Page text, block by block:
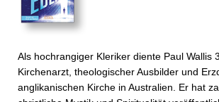
Als hochrangiger Kleriker diente Paul Wallis
Kirchenarzt, theologischer Ausbilder und
anglikanischen Kirche in Australien. Er hat